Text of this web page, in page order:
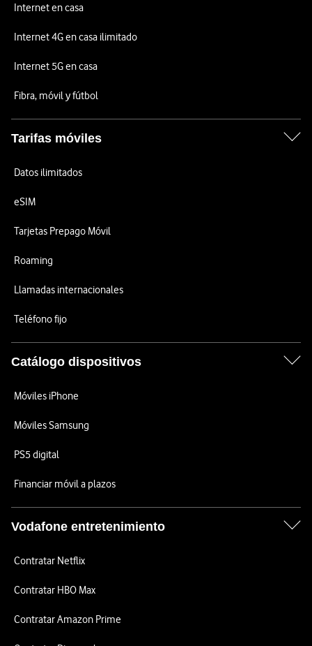
Internet en casa
Internet 4G en casa ilimitado
Internet 5G en casa
Fibra, móvil y fútbol
Tarifas móviles
Datos ilimitados
eSIM
Tarjetas Prepago Móvil
Roaming
Llamadas internacionales
Teléfono fijo
Catálogo dispositivos
Móviles iPhone
Móviles Samsung
PS5 digital
Financiar móvil a plazos
Vodafone entretenimiento
Contratar Netflix
Contratar HBO Max
Contratar Amazon Prime